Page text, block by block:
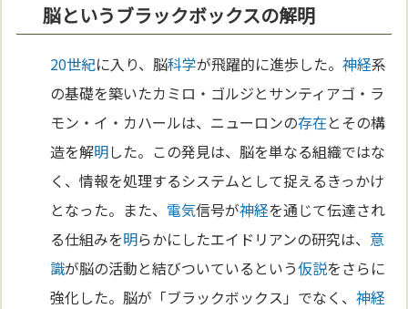
脳というブラックボックスの解明
20世紀に入り、脳科学が飛躍的に進歩した。神経系
の基礎を築いたカミロ・ゴルジとサンティアゴ・ラ
モン・イ・カハールは、ニューロンの存在とその構
造を解明した。この発見は、脳を単なる組織ではな
く、情報を処理するシステムとして捉えるきっかけ
となった。また、 電気信号が神経を通じて伝達され
る仕組みを明らかにしたエイドリアンの研究は、 意
識が脳の活動と結びついているという仮説をさらに
強化した。脳が「ブラックボックス」でなく、神経